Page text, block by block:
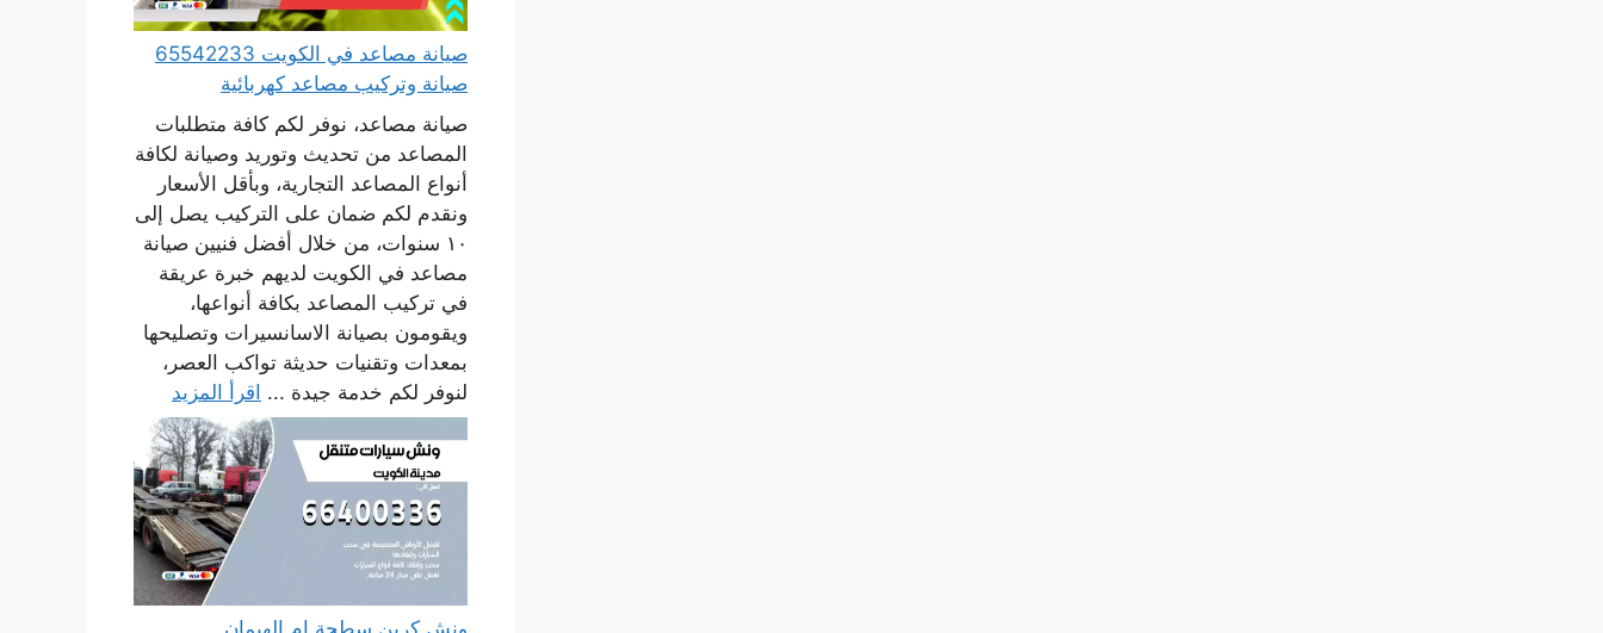
صيانة مصاعد في الكويت 65542233
صيانة وتركيب مصاعد كهربائية
صيانة مصاعد، نوفر لكم كافة متطلبات
المصاعد من تحديث وتوريد وصيانة لكافة
أنواع المصاعد التجارية، وبأقل الأسعار
ونقدم لكم ضمان على التركيب يصل إلى
١٠ سنوات، من خلال أفضل فنيين صيانة
مصاعد في الكويت لديهم خبرة عريقة
في تركيب المصاعد بكافة أنواعها،
ويقومون بصيانة الاسانسيرات وتصليحها
بمعدات وتقنيات حديثة تواكب العصر،
لنوفر لكم خدمة جيدة ... اقرأ المزيد
ونش كرين سطحة ام الهيمان